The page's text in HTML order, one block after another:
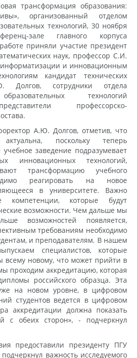
трансформация образования:
организованный отделом
технологий, 30 ноября
зале главного корпуса
приняли участие президент
наук, профессор С.И.
и инновационным
кандидат технических
Долгов, сотрудники отдела
технологий
профессорско-
А.Ю. Долгов, отметив, что
поскольку теперь
заведение подразумевает
инновационных технологий,
трансформацию учебного
реагировать на новое
в университете. Важно
компетенции, которые будут
возможности. Чем дальше мы
возможностей появляется,
требованиям необходимо
и преподавателям. В нашем
специалистов, которые
всему новому, что может прийти в
проходим аккредитацию, которая
российского образца. Эта
на новом уровне, в цифровом
студентов ведется в цифровом
аккредитации должна показать
с обеих сторон», - подчеркнул
предоставили президенту ПГУ
важность исследуемого